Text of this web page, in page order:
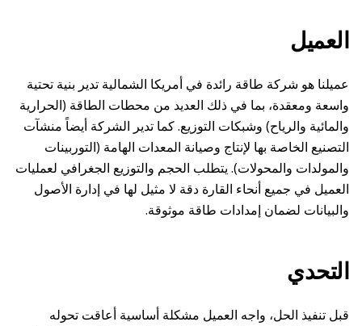
العميل
عميلنا هو شركة طاقة رائدة في أمريكا الشمالية تدير بنية تحتية
واسعة ومعقدة، بما في ذلك العديد من محطات الطاقة (الحرارية
والمائية والرياح) وشبكات التوزيع. كما تدير الشركة أيضاً منشآت
التصنيع الخاصة بها لإنتاج وصيانة المعدات الهامة (التوربينات
والمولدات والمحولات). يتطلب الحجم والتوزيع الجغرافي لعمليات
العميل في جميع أنحاء القارة دقة لا مثيل لها في إدارة الأصول
والبيانات لضمان إمدادات طاقة موثوقة.
التحدي
قبل تنفيذ الحل، واجه العميل مشكلة أساسية أعاقت تحوله